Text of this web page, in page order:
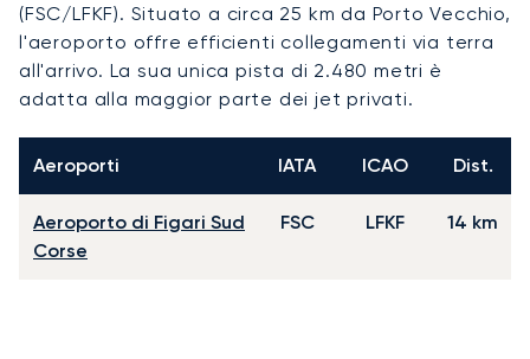
(FSC/LFKF). Situato a circa 25 km da Porto Vecchio,
l'aeroporto offre efficienti collegamenti via terra
all'arrivo. La sua unica pista di 2.480 metri è
adatta alla maggior parte dei jet privati.
Aeroporti IATA ICAO Dist.
Aeroporto di Figari Sud
Corse
FSC LFKF 14 km